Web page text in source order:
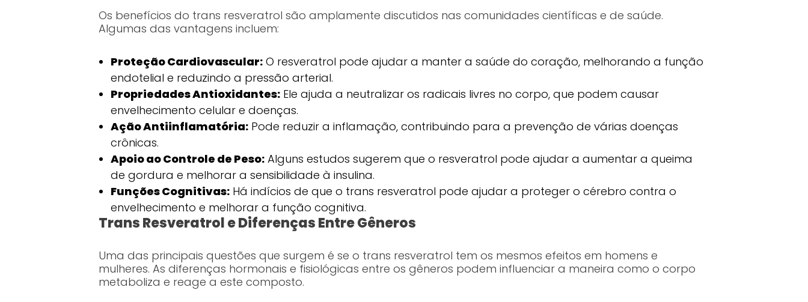
Os benefícios do trans resveratrol são amplamente discutidos nas comunidades científicas e de saúde.
Algumas das vantagens incluem:
Proteção Cardiovascular:O resveratrol pode ajudar a manter a saúde do coração, melhorando a função
endotelial e reduzindo a pressão arterial.
Propriedades Antioxidantes:Ele ajuda a neutralizar os radicais livres no corpo, que podem causar
envelhecimento celular e doenças.
Ação Antiinflamatória:Pode reduzir a inflamação, contribuindo para a prevenção de várias doenças
crônicas.
Apoio ao Controle de Peso:Alguns estudos sugerem que o resveratrol pode ajudar a aumentar a queima
de gordura e melhorar a sensibilidade à insulina.
Funções Cognitivas:Há indícios de que o trans resveratrol pode ajudar a proteger o cérebro contra o
envelhecimento e melhorar a função cognitiva.
Trans Resveratrol e Diferenças Entre Gêneros
Uma das principais questões que surgem é se o trans resveratrol tem os mesmos efeitos em homens e
mulheres. As diferenças hormonais e fisiológicas entre os gêneros podem influenciar a maneira como o corpo
metaboliza e reage a este composto.